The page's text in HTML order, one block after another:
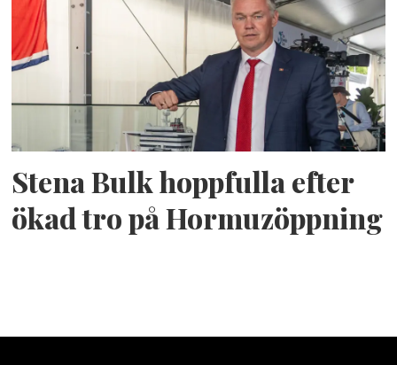
Stena Bulk hoppfulla efter
ökad tro på Hormuzöppning